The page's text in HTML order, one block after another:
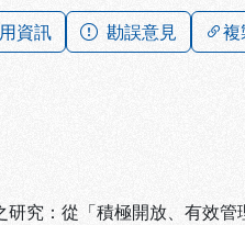
資訊 勘誤意見 複
究：從「積極開放、有效管